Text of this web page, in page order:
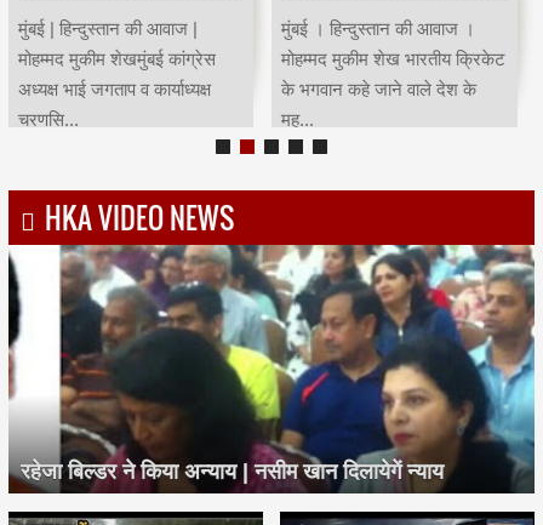
मुंबई | हिन्दुस्तान की आवाज |
मोहम्मद मुकीम शेखमुंबई कांग्रेस
अध्यक्ष भाई जगताप व कार्याध्यक्ष
चरणसि...
मुंबई । हिन्दुस्तान की आवाज ।
मोहम्मद मुकीम शेख भारतीय क्रिकेट
के भगवान कहे जाने वाले देश के
मह...
HKA VIDEO NEWS
रहेजा बिल्डर ने किया अन्याय | नसीम खान दिलायेगें न्याय